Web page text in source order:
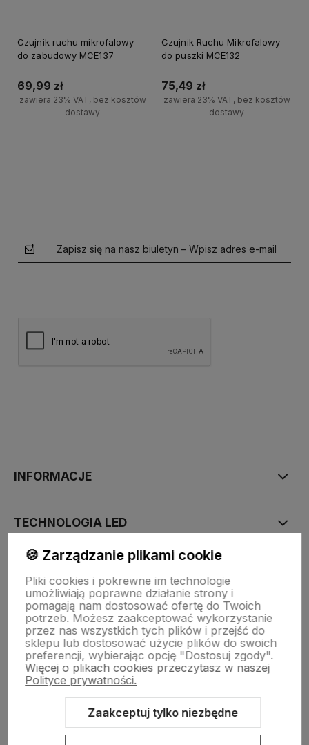
Czujnik ruchu mikrofalowy
do zabudowy MCE137
69,99 zł
zawiera 23% VAT, bez kosztów
dostawy
Czujnik Ruchu Mikrofalowy
do puszki MCE132
75,49 zł
zawiera 23% VAT, bez kosztów
dostawy
Zapisz się na nasz biuletyn – Wpisz adres e-mail
INFORMACJE
TECHNOLOGIA LED
O FIRMIE
Sklep internetowy Shoper.pl Szablon Shoper Modern 3.0™
🍪 Zarządzanie plikami cookie
Pliki cookies i pokrewne im technologie
umożliwiają poprawne działanie strony i
pomagają nam dostosować ofertę do Twoich
potrzeb. Możesz zaakceptować wykorzystanie
przez nas wszystkich tych plików i przejść do
sklepu lub dostosować użycie plików do swoich
preferencji, wybierając opcję "Dostosuj zgody".
Więcej o plikach cookies przeczytasz w naszej
Polityce prywatności.
Zaakceptuj tylko niezbędne